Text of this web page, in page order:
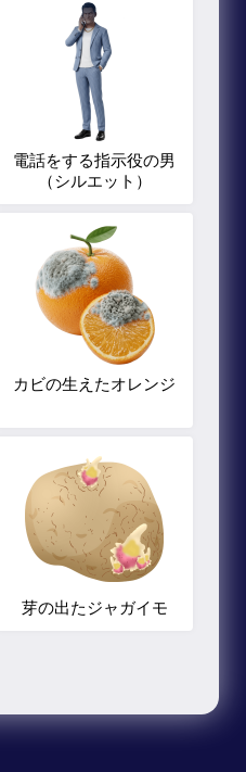
電話をする指示役の男
（シルエット）
カビの生えたオレンジ
芽の出たジャガイモ